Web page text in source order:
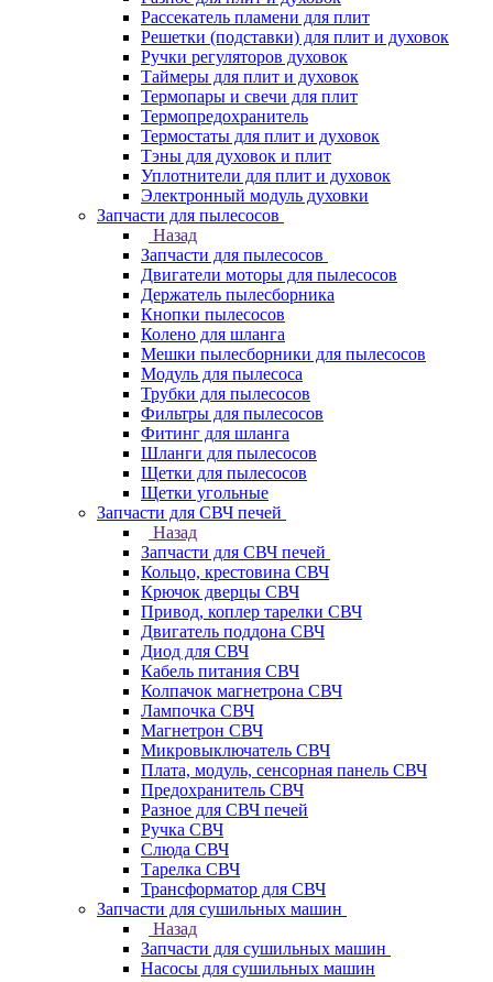
Рассекатель пламени для плит
Решетки (подставки) для плит и духовок
Ручки регуляторов духовок
Таймеры для плит и духовок
Термопары и свечи для плит
Термопредохранитель
Термостаты для плит и духовок
Тэны для духовок и плит
Уплотнители для плит и духовок
Электронный модуль духовки
Запчасти для пылесосов
Назад
Запчасти для пылесосов
Двигатели моторы для пылесосов
Держатель пылесборника
Кнопки пылесосов
Колено для шланга
Мешки пылесборники для пылесосов
Модуль для пылесоса
Трубки для пылесосов
Фильтры для пылесосов
Фитинг для шланга
Шланги для пылесосов
Щетки для пылесосов
Щетки угольные
Запчасти для СВЧ печей
Назад
Запчасти для СВЧ печей
Кольцо, крестовина СВЧ
Крючок дверцы СВЧ
Привод, коплер тарелки СВЧ
Двигатель поддона СВЧ
Диод для СВЧ
Кабель питания СВЧ
Колпачок магнетрона СВЧ
Лампочка СВЧ
Магнетрон СВЧ
Микровыключатель СВЧ
Плата, модуль, сенсорная панель СВЧ
Предохранитель СВЧ
Разное для СВЧ печей
Ручка СВЧ
Слюда СВЧ
Тарелка СВЧ
Трансформатор для СВЧ
Запчасти для сушильных машин
Назад
Запчасти для сушильных машин
Насосы для сушильных машин